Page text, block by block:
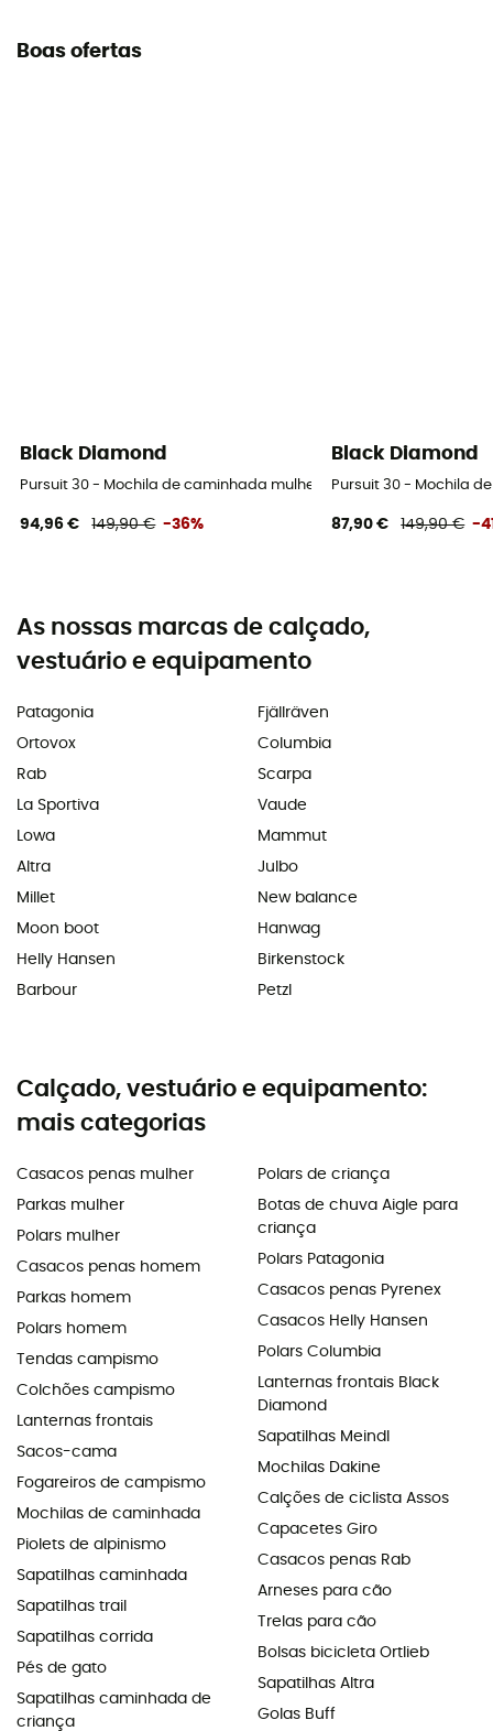
Boas ofertas
Black Diamond
Pursuit 30 - Mochila de caminhada mulher
94,96 € 149,90 € -36%
Black Diamond
Pursuit 30 - Mochila
87,90 € 149,90 € -
As nossas marcas de calçado,
vestuário e equipamento
Patagonia
Ortovox
Rab
La Sportiva
Lowa
Altra
Millet
Moon boot
Helly Hansen
Barbour
Fjällräven
Columbia
Scarpa
Vaude
Mammut
Julbo
New balance
Hanwag
Birkenstock
Petzl
Calçado, vestuário e equipamento:
mais categorias
Casacos penas mulher
Parkas mulher
Polars mulher
Casacos penas homem
Parkas homem
Polars homem
Tendas campismo
Colchões campismo
Lanternas frontais
Sacos-cama
Fogareiros de campismo
Mochilas de caminhada
Piolets de alpinismo
Sapatilhas caminhada
Sapatilhas trail
Sapatilhas corrida
Pés de gato
Sapatilhas caminhada de
criança
Polars de criança
Botas de chuva Aigle para
criança
Polars Patagonia
Casacos penas Pyrenex
Casacos Helly Hansen
Polars Columbia
Lanternas frontais Black
Diamond
Sapatilhas Meindl
Mochilas Dakine
Calções de ciclista Assos
Capacetes Giro
Casacos penas Rab
Arneses para cão
Trelas para cão
Bolsas bicicleta Ortlieb
Sapatilhas Altra
Golas Buff